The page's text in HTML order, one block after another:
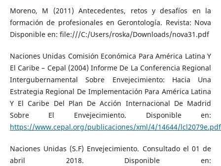
Moreno, M (2011) Antecedentes, retos y desafíos en la
formación de profesionales en Gerontología. Revista: Nova
Disponible en: file:///C:/Users/roska/Downloads/nova31.pdf
Naciones Unidas Comisión Económica Para América Latina Y
El Caribe – Cepal (2004) Informe De La Conferencia Regional
Intergubernamental Sobre Envejecimiento: Hacia Una
Estrategia Regional De Implementación Para América Latina
Y El Caribe Del Plan De Acción Internacional De Madrid
Sobre El Envejecimiento. Disponible en:
https://www.cepal.org/publicaciones/xml/4/14644/lcl2079e.pdf
Naciones Unidas (S.F) Envejecimiento. Consultado el 01 de
abril 2018. Disponible en: